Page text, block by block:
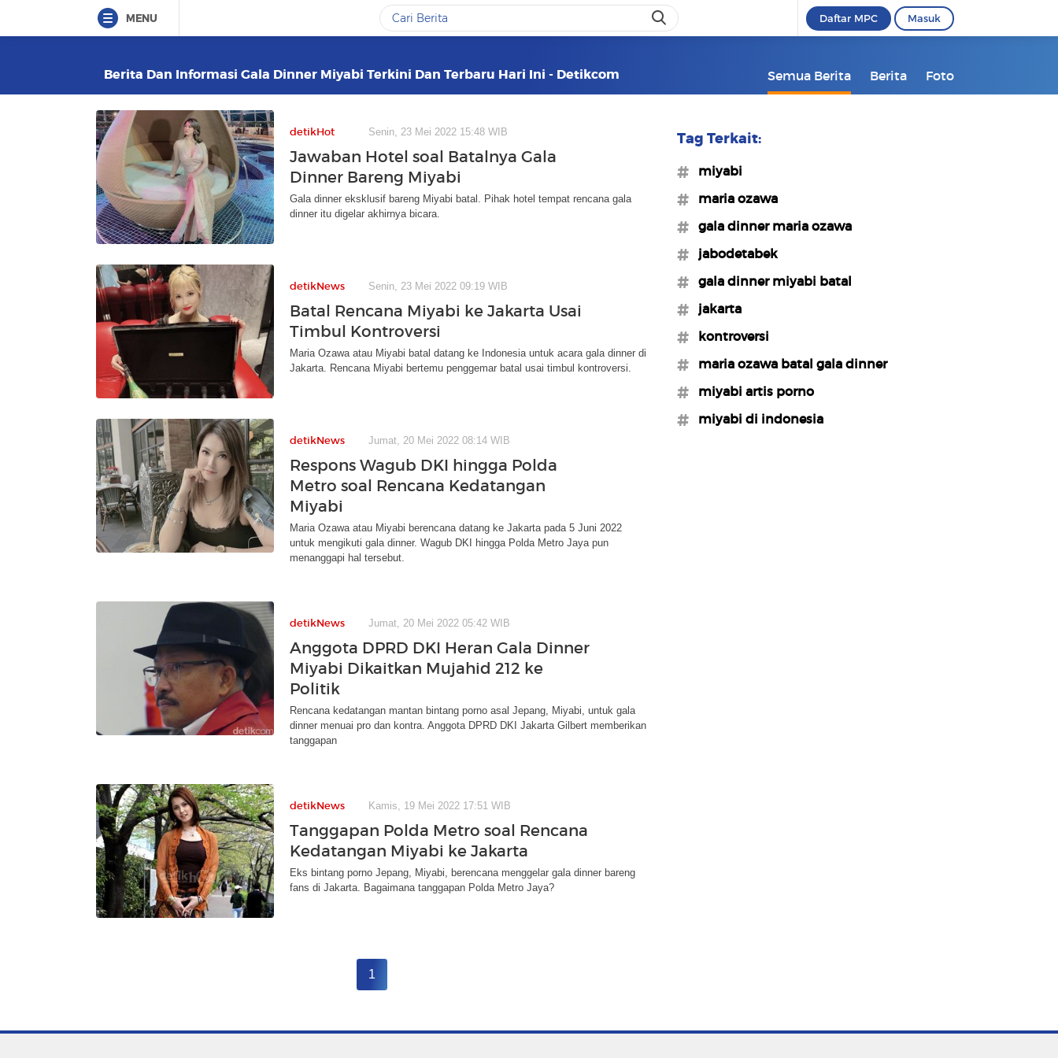
MENU Daftar MPC Masuk
Berita Dan Informasi Gala Dinner Miyabi Terkini Dan Terbaru Hari Ini - Detikcom Semua Berita Berita Foto
detikHot Senin, 23 Mei 2022 15:48 WIB
Jawaban Hotel soal Batalnya Gala
Dinner Bareng Miyabi
Gala dinner eksklusif bareng Miyabi batal. Pihak hotel tempat rencana gala
dinner itu digelar akhirnya bicara.
detikNews Senin, 23 Mei 2022 09:19 WIB
Batal Rencana Miyabi ke Jakarta Usai
Timbul Kontroversi
Maria Ozawa atau Miyabi batal datang ke Indonesia untuk acara gala dinner di
Jakarta. Rencana Miyabi bertemu penggemar batal usai timbul kontroversi.
detikNews Jumat, 20 Mei 2022 08:14 WIB
Respons Wagub DKI hingga Polda
Metro soal Rencana Kedatangan
Miyabi
Maria Ozawa atau Miyabi berencana datang ke Jakarta pada 5 Juni 2022
untuk mengikuti gala dinner. Wagub DKI hingga Polda Metro Jaya pun
menanggapi hal tersebut.
detikNews Jumat, 20 Mei 2022 05:42 WIB
Anggota DPRD DKI Heran Gala Dinner
Miyabi Dikaitkan Mujahid 212 ke
Politik
Rencana kedatangan mantan bintang porno asal Jepang, Miyabi, untuk gala
dinner menuai pro dan kontra. Anggota DPRD DKI Jakarta Gilbert memberikan
tanggapan
detikNews Kamis, 19 Mei 2022 17:51 WIB
Tanggapan Polda Metro soal Rencana
Kedatangan Miyabi ke Jakarta
Eks bintang porno Jepang, Miyabi, berencana menggelar gala dinner bareng
fans di Jakarta. Bagaimana tanggapan Polda Metro Jaya?
1
Tag Terkait:
#miyabi
#maria ozawa
#gala dinner maria ozawa
#jabodetabek
#gala dinner miyabi batal
#jakarta
#kontroversi
#maria ozawa batal gala dinner
#miyabi artis porno
#miyabi di indonesia